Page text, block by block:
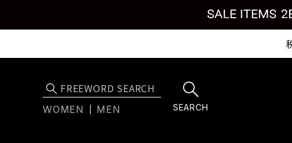
WOMEN MEN SEARCH